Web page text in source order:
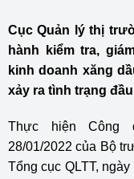
Cục Quản lý thị
hành kiểm tra,
kinh doanh xăng
xảy ra tình trạng
Thực hiện Công
28/01/2022 của Bộ
Tổng cục QLTT,